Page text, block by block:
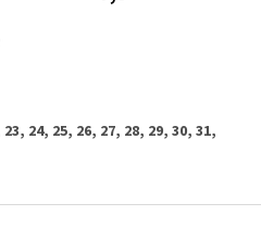
24, 25, 26, 27, 28, 29, 30, 31,